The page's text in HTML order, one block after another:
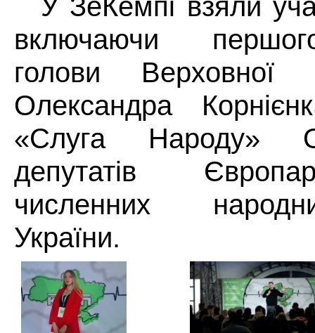
включаючи
голови Верховної
Олександра
«Слуга Народу»
депутатів
численних
України.